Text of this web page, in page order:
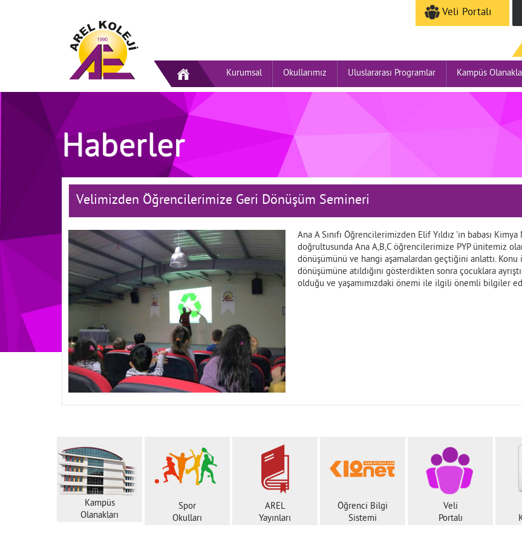
Veli Portalı
Kurumsal Okullarımız Uluslararası Programlar Kampüs
Haberler
Velimizden Öğrencilerimize Geri Dönüşüm Semineri
Ana A Sınıfı Öğrencilerimizden Elif Yıldız 'ın babası
doğrultusunda Ana A,B,C öğrencilerimize PYP ünitemiz
dönüşümünü ve hangi aşamalardan geçtiğini anlattı.
dönüşümüne atıldığını gösterdikten sonra çocuklara
olduğu ve yaşamımızdaki önemi ile ilgili önemli bilgiler
Kampüs
Olanakları
Spor
Okulları
AREL
Yayınları
Öğrenci Bilgi
Sistemi
Veli
Portalı